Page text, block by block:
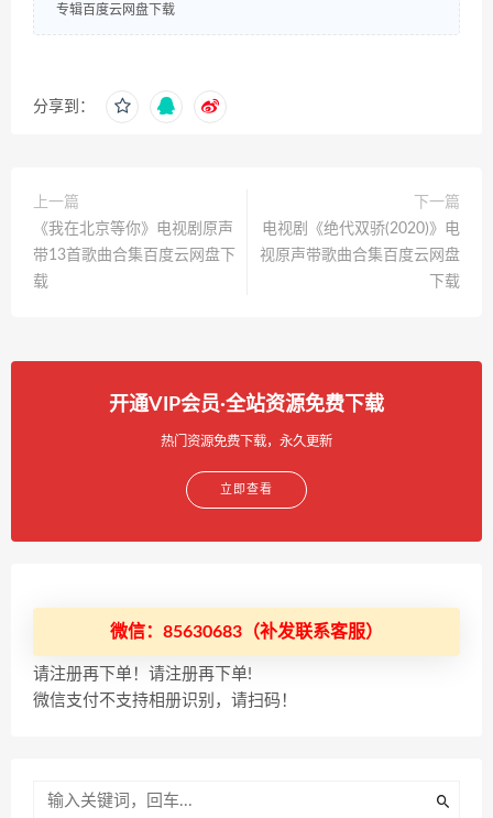
专辑百度云网盘下载
分享到：
上一篇
《我在北京等你》电视剧原声
带13首歌曲合集百度云网盘下
载
下一篇
电视剧《绝代双骄(2020)》电
视原声带歌曲合集百度云网盘
下载
开通VIP会员·全站资源免费下载
热门资源免费下载，永久更新
立即查看
微信：85630683（补发联系客服）
请注册再下单！请注册再下单!
微信支付不支持相册识别，请扫码！